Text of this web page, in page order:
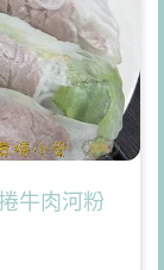
牛肉河粉